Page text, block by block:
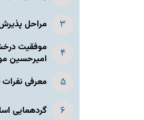
مراحل
موفقیت
امیرحسین
معرفی نفرات
گردهمایی